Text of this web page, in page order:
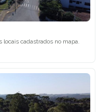
cadastrados no mapa.